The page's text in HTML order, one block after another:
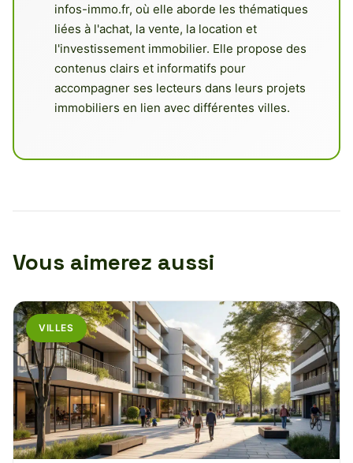
infos-immo.fr, où elle aborde les thématiques
liées à l'achat, la vente, la location et
l'investissement immobilier. Elle propose des
contenus clairs et informatifs pour
accompagner ses lecteurs dans leurs projets
immobiliers en lien avec différentes villes.
Vous aimerez aussi
VILLES